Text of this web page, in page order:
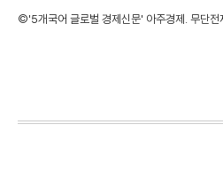
©'5개국어 글로벌 경제신문' 아주경제. 무단전